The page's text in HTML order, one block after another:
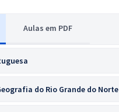
Aulas em PDF
do Rio Grande do Norte